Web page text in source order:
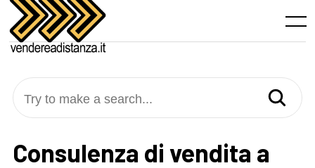
Skip
content
Menu
Try to make a search...
Consulenza di vendita a